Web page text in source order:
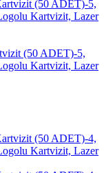
(50 ADET)-5,
Kartvizit, Lazer